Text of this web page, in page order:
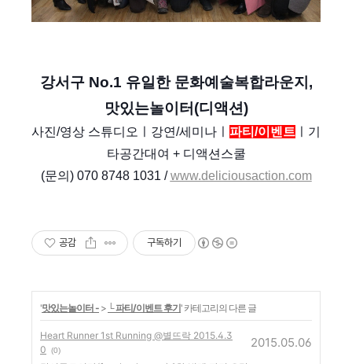
강서구 No.1 유일한 문화예술복합라운지,
맛있는놀이터(디액션)
사진/영상 스튜디오ㅣ 강연/세미나ㅣ 파티/이벤트
기
타공간대여 + 디액션스쿨
(문의) 070 8748 1031 /www.deliciousaction.com
공감 구독하기
'맛있는놀이터 - > └ 파티/이벤트 후기' 카테고리의 다른 글
Heart Runner 1st Running @별뜨락 2015.4.3
0
(0)
2015.05.06